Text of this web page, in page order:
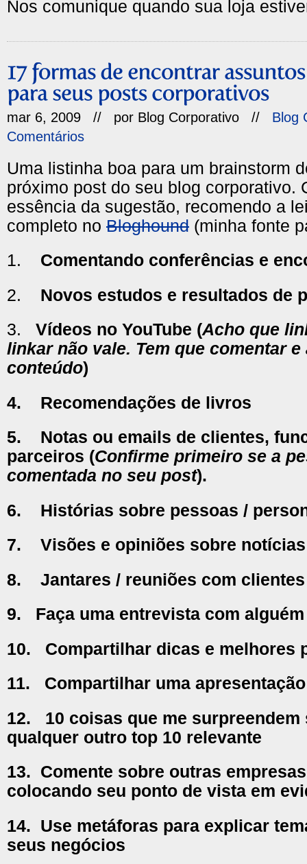
Nos comunique quando sua loja
mar 6, 2009 // por Blog Corporativo // Blog
Comentários
Uma listinha boa para um brainstorm
próximo post do seu blog corporativo.
essência da sugestão, recomendo a
completo no Bloghound (minha fonte
1. Comentando conferências e
2. Novos estudos e resultados de
3. Vídeos no YouTube (Acho que
linkar não vale. Tem que comentar
conteúdo)
4. Recomendações de livros
5. Notas ou emails de clientes,
parceiros (Confirme primeiro se a
comentada no seu post).
6. Histórias sobre pessoas /
7. Visões e opiniões sobre notícias
8. Jantares / reuniões com clientes
9.
Faça uma entrevista com alguém
10. Compartilhar dicas e melhores
11.
Compartilhar uma apresentação
12. 10 coisas que me
qualquer outro top 10 relevante
13. Comente sobre outras
colocando seu ponto de vista em
14. Use metáforas para explicar
seus negócios